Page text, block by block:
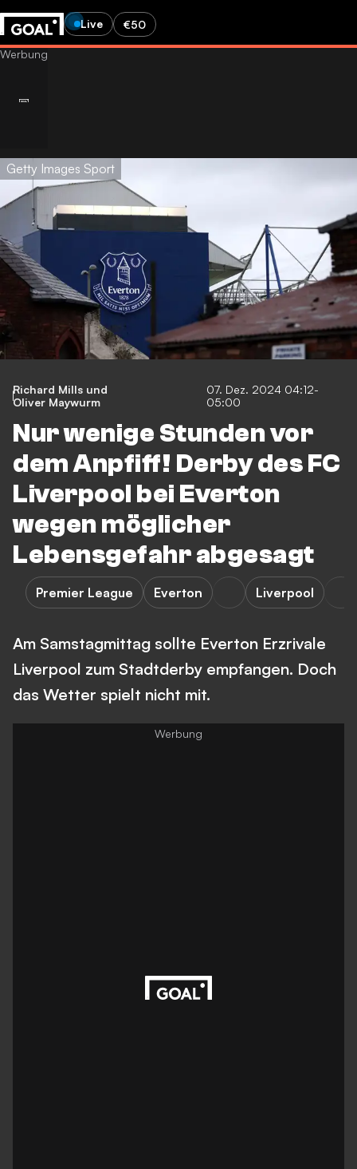
Live €50
Getty Images Sport
Richard Mills und
Oliver Maywurm
07. Dez. 2024 04:12-
05:00
Nur wenige Stunden vor
dem Anpfiff! Derby des FC
Liverpool bei Everton
wegen möglicher
Lebensgefahr abgesagt
Premier League Everton Liverpool
Am Samstagmittag sollte Everton Erzrivale
Liverpool zum Stadtderby empfangen. Doch
das Wetter spielt nicht mit.